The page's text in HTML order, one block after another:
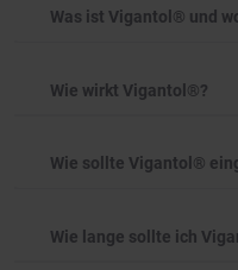
Was ist Vigantol® und
Wie wirkt Vigantol®?
Wie sollte Vigantol®
Wie lange sollte ich